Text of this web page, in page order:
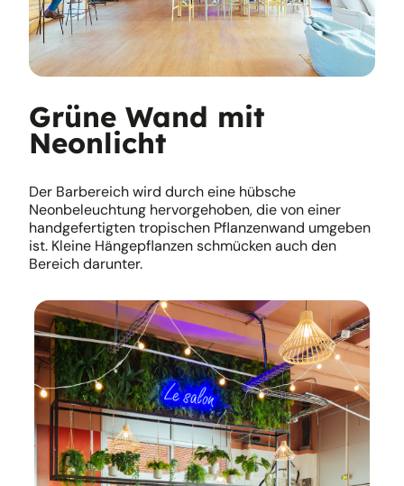
Grüne Wand mit
Neonlicht
Der Barbereich wird durch eine hübsche
Neonbeleuchtung hervorgehoben, die von einer
handgefertigten tropischen Pflanzenwand umgeben
ist. Kleine Hängepflanzen schmücken auch den
Bereich darunter.